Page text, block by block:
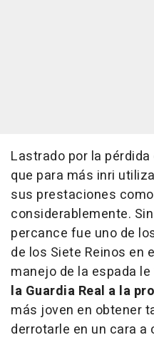
Lastrado por la
que para más inri
sus prestaciones
considerablemente.
percance fue uno de
de los Siete Reinos en
manejo de la espada
la Guardia Real a la
más joven en obtener
derrotarle en un cara a